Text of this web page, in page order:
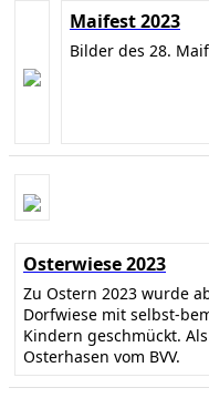
Maifest 2023
Bilder des 28.
Osterwiese 2023
Zu Ostern 2023 wurde
Dorfwiese mit selbst-
Kindern geschmückt.
Osterhasen vom BVV.